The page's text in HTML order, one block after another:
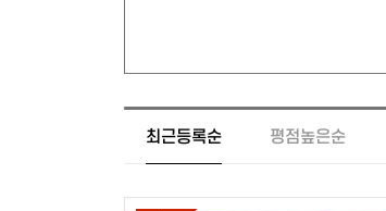
최근등록순 평점높은순